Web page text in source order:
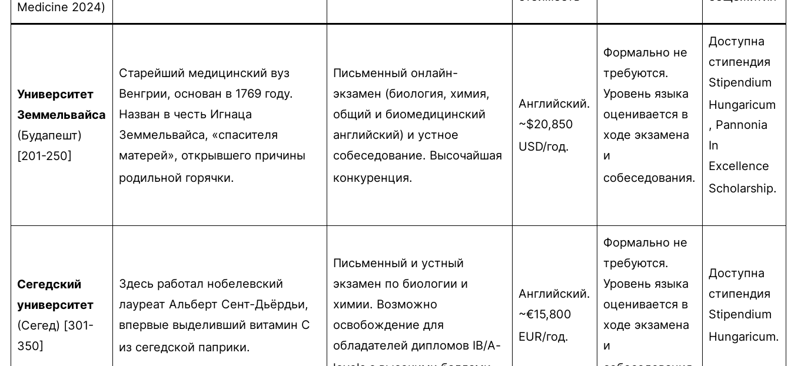
Medicine 2024)
Университет
Земмельвайса
(Будапешт)
[201-250]
Старейший медицинский вуз
Венгрии, основан в 1769 году.
Назван в честь Игнаца
Земмельвайса, «спасителя
матерей», открывшего причины
родильной горячки.
Письменный онлайн-
экзамен (биология, химия,
общий и биомедицинский
английский) и устное
собеседование. Высочайшая
конкуренция.
Английский.
~$20,850
USD/год.
Формально не
требуются.
Уровень языка
оценивается в
ходе экзамена
и
собеседования.
Доступна
стипендия
Stipendium
Hungaricum
, Pannonia
In
Excellence
Scholarship.
Сегедский
университет
(Сегед) [301-
350]
Здесь работал нобелевский
лауреат Альберт Сент-Дьёрдьи,
впервые выделивший витамин C
из сегедской паприки.
Письменный и устный
экзамен по биологии и
химии. Возможно
освобождение для
обладателей дипломов IB/A-
Английский.
~€15,800
EUR/год.
Формально не
требуются.
Уровень языка
оценивается в
ходе экзамена
и
Доступна
стипендия
Stipendium
Hungaricum.